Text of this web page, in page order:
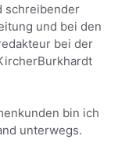
schreibender
und bei den
bei der
bin ich
unterwegs.